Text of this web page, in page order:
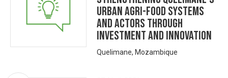
Urban Agri-food Systems
and Actors through
Investment and Innovation
Quelimane, Mozambique